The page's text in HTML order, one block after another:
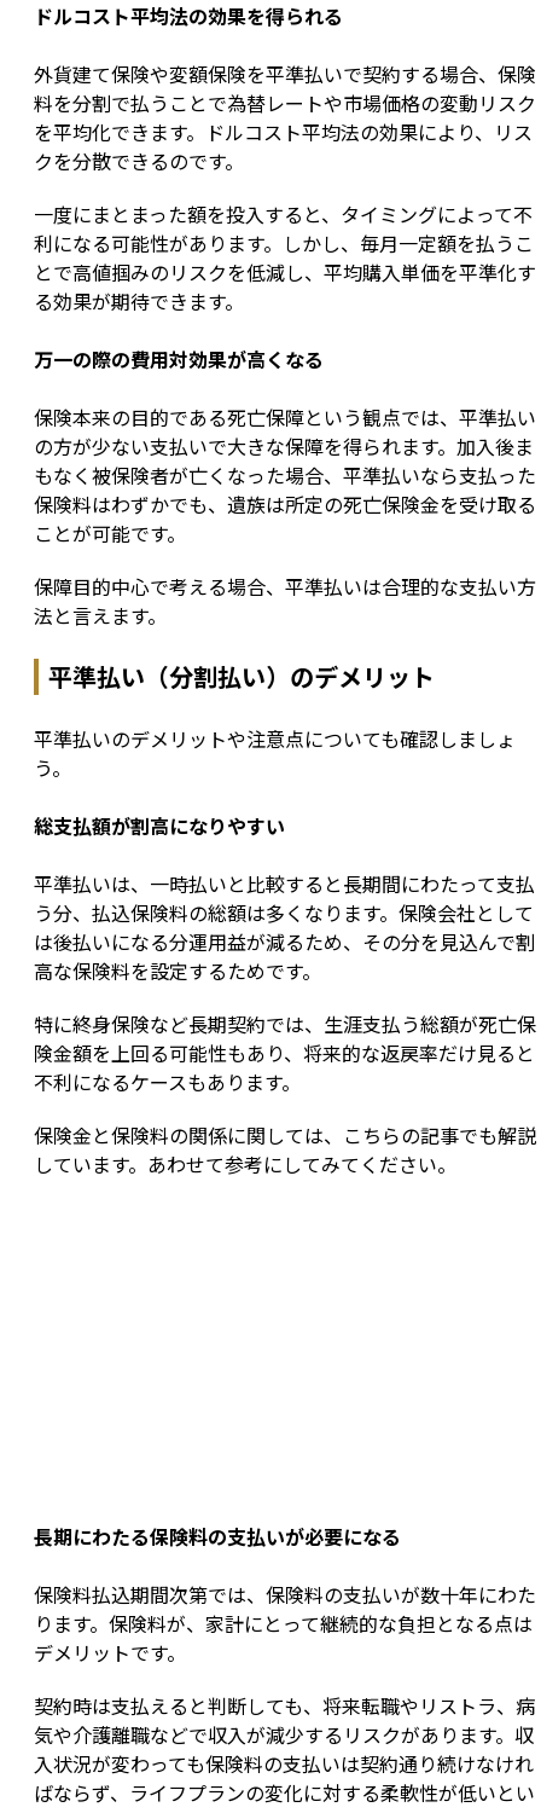
ドルコスト平均法の効果を得られる
外貨建て保険や変額保険を平準払いで契約する場合、保険
料を分割で払うことで為替レートや市場価格の変動リスク
を平均化できます。ドルコスト平均法の効果により、リス
クを分散できるのです。
一度にまとまった額を投入すると、タイミングによって不
利になる可能性があります。しかし、毎月一定額を払うこ
とで高値掴みのリスクを低減し、平均購入単価を平準化す
る効果が期待できます。
万一の際の費用対効果が高くなる
保険本来の目的である死亡保障という観点では、平準払い
の方が少ない支払いで大きな保障を得られます。加入後ま
もなく被保険者が亡くなった場合、平準払いなら支払った
保険料はわずかでも、遺族は所定の死亡保険金を受け取る
ことが可能です。
保障目的中心で考える場合、平準払いは合理的な支払い方
法と言えます。
平準払い（分割払い）のデメリット
平準払いのデメリットや注意点についても確認しましょ
う。
総支払額が割高になりやすい
平準払いは、一時払いと比較すると長期間にわたって支払
う分、払込保険料の総額は多くなります。保険会社として
は後払いになる分運用益が減るため、その分を見込んで割
高な保険料を設定するためです。
特に終身保険など長期契約では、生涯支払う総額が死亡保
険金額を上回る可能性もあり、将来的な返戻率だけ見ると
不利になるケースもあります。
保険金と保険料の関係に関しては、こちらの記事でも解説
しています。あわせて参考にしてみてください。
長期にわたる保険料の支払いが必要になる
保険料払込期間次第では、保険料の支払いが数十年にわた
ります。保険料が、家計にとって継続的な負担となる点は
デメリットです。
契約時は支払えると判断しても、将来転職やリストラ、病
気や介護離職などで収入が減少するリスクがあります。収
入状況が変わっても保険料の支払いは契約通り続けなけれ
ばならず、ライフプランの変化に対する柔軟性が低いとい